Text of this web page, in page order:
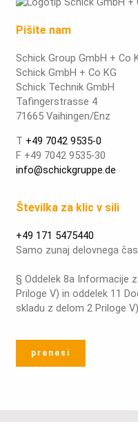
Pišite nam
Schick Group GmbH + Co
Schick GmbH + Co KG
Schick Technik GmbH
Tafingerstrasse 4
71665 Vaihingen/Enz
T +49 7042 9535-0
F +49 7042 9535-30
info@schickgruppe.de
Številka za klic v sili
+49 171 5475440
Samo zunaj delovnega
§ Oddelek 8a Informacije
Priloge V) in oddelek 11
skladu z delom 2 Priloge V)
prenesi